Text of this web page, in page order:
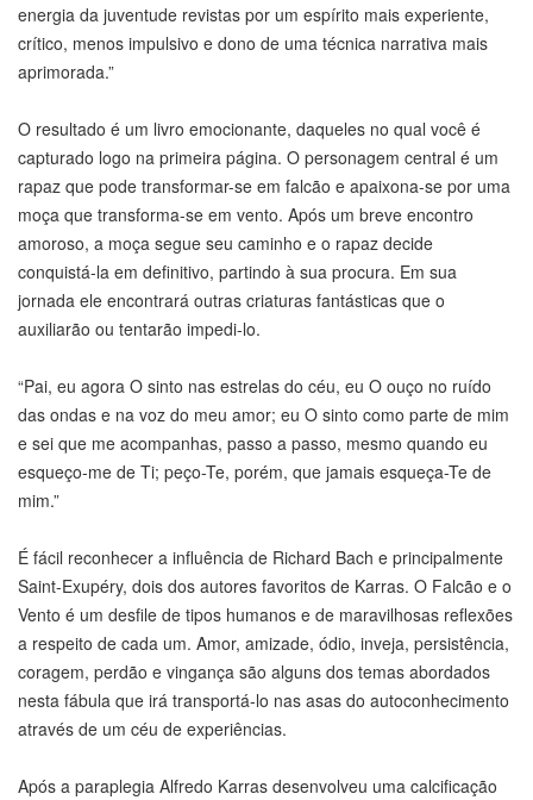
energia da juventude revistas por um espírito mais experiente,
crítico, menos impulsivo e dono de uma técnica narrativa mais
aprimorada.”
O resultado é um livro emocionante, daqueles no qual você é
capturado logo na primeira página. O personagem central é um
rapaz que pode transformar-se em falcão e apaixona-se por uma
moça que transforma-se em vento. Após um breve encontro
amoroso, a moça segue seu caminho e o rapaz decide
conquistá-la em definitivo, partindo à sua procura. Em sua
jornada ele encontrará outras criaturas fantásticas que o
auxiliarão ou tentarão impedi-lo.
“Pai, eu agora O sinto nas estrelas do céu, eu O ouço no ruído
das ondas e na voz do meu amor; eu O sinto como parte de mim
e sei que me acompanhas, passo a passo, mesmo quando eu
esqueço-me de Ti; peço-Te, porém, que jamais esqueça-Te de
mim.”
É fácil reconhecer a influência de Richard Bach e principalmente
Saint-Exupéry, dois dos autores favoritos de Karras. O Falcão e o
Vento é um desfile de tipos humanos e de maravilhosas reflexões
a respeito de cada um. Amor, amizade, ódio, inveja, persistência,
coragem, perdão e vingança são alguns dos temas abordados
nesta fábula que irá transportá-lo nas asas do autoconhecimento
através de um céu de experiências.
Após a paraplegia Alfredo Karras desenvolveu uma calcificação